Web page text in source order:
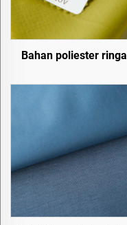
Bahan poliester